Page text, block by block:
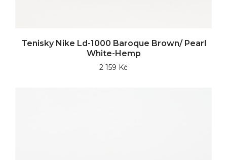
Tenisky Nike Ld-1000 Baroque Brown/ Pearl
White-Hemp
2 159 Kč